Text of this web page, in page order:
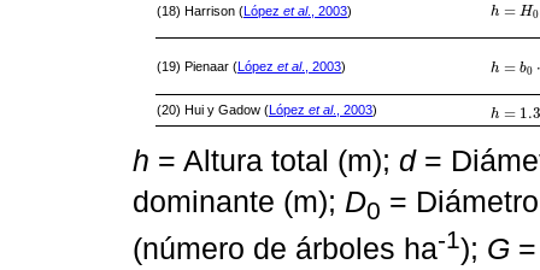
(18) Harrison ( López et al., 2003) h = H0
h=H0⋅1+
(19) Pienaar ( López et al., 2003) h = b0
h=b0 ⋅H 0
(20) Hui y Gadow ( López et al., 2003) h =
h=1.3+b
h = Altura total (m); d=
dominante (m); D0 =
(número de árboles ha-1); G